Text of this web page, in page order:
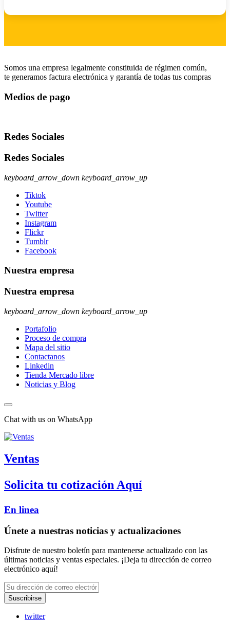
Somos una empresa legalmente constituida de régimen común,
te generamos factura electrónica y garantía de todas tus compras
Medios de pago
Redes Sociales
Redes Sociales
keyboard_arrow_down keyboard_arrow_up
Tiktok
Youtube
Twitter
Instagram
Flickr
Tumblr
Facebook
Nuestra empresa
Nuestra empresa
keyboard_arrow_down keyboard_arrow_up
Portafolio
Proceso de compra
Mapa del sitio
Contactanos
Linkedin
Tienda Mercado libre
Noticias y Blog
Chat with us on WhatsApp
Ventas
Solicita tu cotización Aquí
En linea
Únete a nuestras noticias y actualizaciones
Disfrute de nuestro boletín para mantenerse actualizado con las
últimas noticias y ventas especiales. ¡Deja tu dirección de correo
electrónico aquí!
Suscribirse
twitter